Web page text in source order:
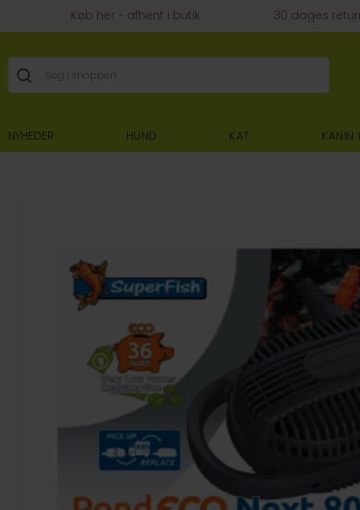
Køb her - afhent i butik 30 dages
NYHEDER HUND KAT KANIN